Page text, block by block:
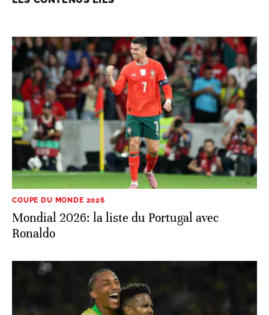
COUPE DU MONDE 2026
Mondial 2026: la liste du Portugal avec
Ronaldo